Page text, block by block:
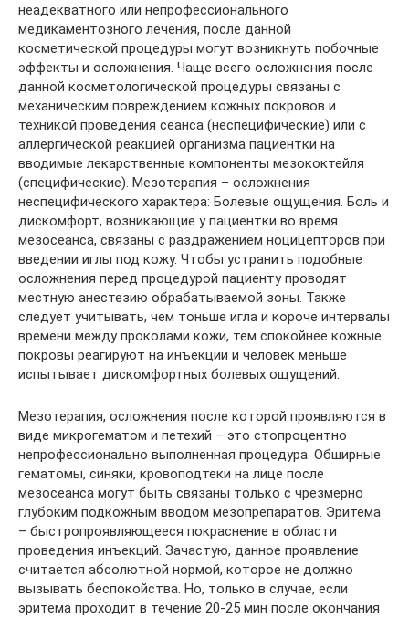
неадекватного или непрофессионального
медикаментозного лечения, после данной
косметической процедуры могут возникнуть побочные
эффекты и осложнения. Чаще всего осложнения после
данной косметологической процедуры связаны с
механическим повреждением кожных покровов и
техникой проведения сеанса (неспецифические) или с
аллергической реакцией организма пациентки на
вводимые лекарственные компоненты мезококтейля
(специфические). Мезотерапия – осложнения
неспецифического характера: Болевые ощущения. Боль и
дискомфорт, возникающие у пациентки во время
мезосеанса, связаны с раздражением ноцицепторов при
введении иглы под кожу. Чтобы устранить подобные
осложнения перед процедурой пациенту проводят
местную анестезию обрабатываемой зоны. Также
следует учитывать, чем тоньше игла и короче интервалы
времени между проколами кожи, тем спокойнее кожные
покровы реагируют на инъекции и человек меньше
испытывает дискомфортных болевых ощущений.
Мезотерапия, осложнения после которой проявляются в
виде микрогематом и петехий – это стопроцентно
непрофессионально выполненная процедура. Обширные
гематомы, синяки, кровоподтеки на лице после
мезосеанса могут быть связаны только с чрезмерно
глубоким подкожным вводом мезопрепаратов. Эритема
– быстропроявляющееся покраснение в области
проведения инъекций. Зачастую, данное проявление
считается абсолютной нормой, которое не должно
вызывать беспокойства. Но, только в случае, если
эритема проходит в течение 20-25 мин после окончания